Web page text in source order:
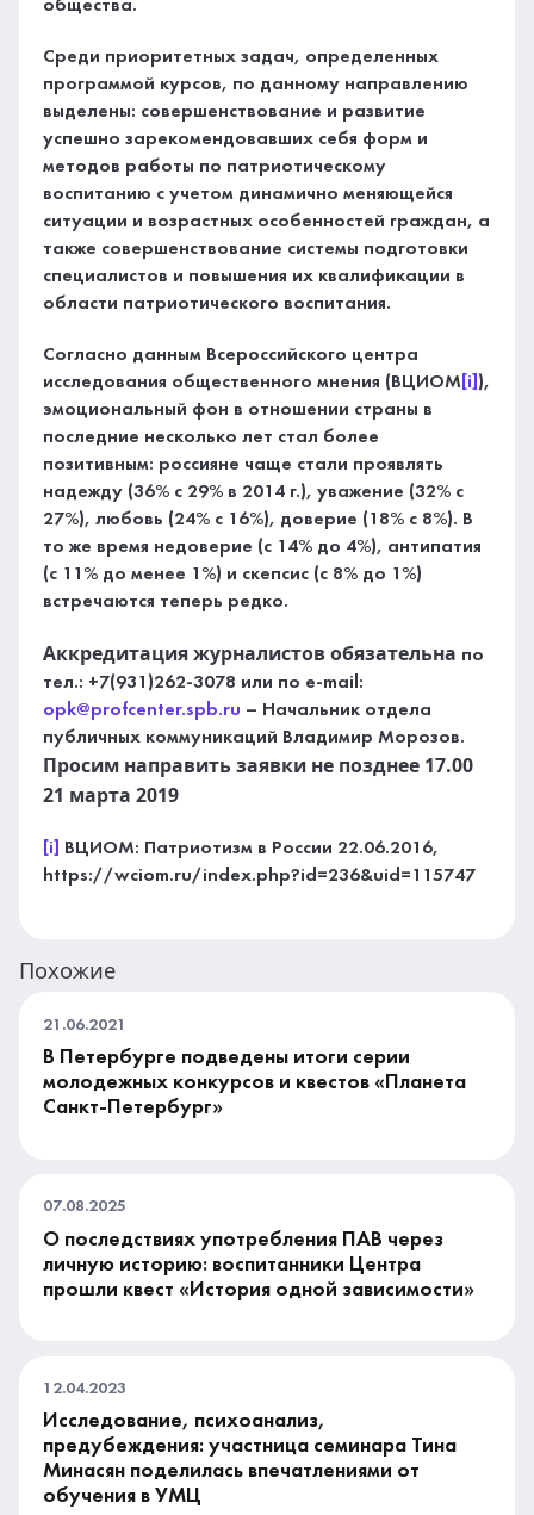
общества.
Среди приоритетных задач, определенных
программой курсов, по данному направлению
выделены: совершенствование и развитие
успешно зарекомендовавших себя форм и
методов работы по патриотическому
воспитанию с учетом динамично меняющейся
ситуации и возрастных особенностей граждан, а
также совершенствование системы подготовки
специалистов и повышения их квалификации в
области патриотического воспитания.
Согласно данным Всероссийского центра
исследования общественного мнения (ВЦИОМ [i] ),
эмоциональный фон в отношении страны в
последние несколько лет стал более
позитивным: россияне чаще стали проявлять
надежду (36% с 29% в 2014 г.), уважение (32% с
27%), любовь (24% с 16%), доверие (18% с 8%). В
то же время недоверие (с 14% до 4%), антипатия
(с 11% до менее 1%) и скепсис (с 8% до 1%)
встречаются теперь редко.
Аккредитация журналистов обязательна по
тел.: +7(931)262-3078 или по e-mail:
opk@profcenter.spb.ru – Начальник отдела
публичных коммуникаций Владимир Морозов.
Просим направить заявки не позднее 17.00
21 марта 2019
[i] ВЦИОМ: Патриотизм в России 22.06.2016,
https://wciom.ru/index.php?id=236&uid=115747
Похожие
21.06.2021
В Петербурге подведены итоги серии
молодежных конкурсов и квестов «Планета
Санкт-Петербург»
07.08.2025
О последствиях употребления ПАВ через
личную историю: воспитанники Центра
прошли квест «История одной зависимости»
12.04.2023
Исследование, психоанализ,
предубеждения: участница семинара Тина
Минасян поделилась впечатлениями от
обучения в УМЦ